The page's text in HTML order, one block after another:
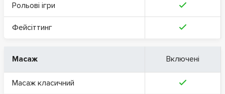
Рольові ігри
Фейсіттинг
Масаж Включені
Масаж класичний